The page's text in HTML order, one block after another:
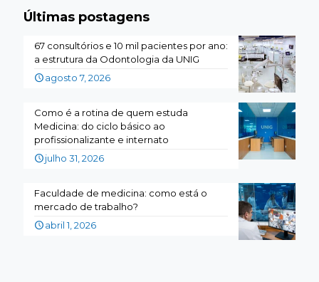
Últimas postagens
67 consultórios e 10 mil pacientes por ano:
a estrutura da Odontologia da UNIG
agosto 7, 2026
Como é a rotina de quem estuda
Medicina: do ciclo básico ao
profissionalizante e internato
julho 31, 2026
Faculdade de medicina: como está o
mercado de trabalho?
abril 1, 2026